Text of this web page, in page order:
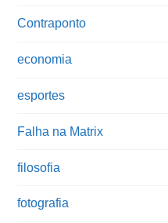
Contraponto
economia
esportes
Falha na Matrix
filosofia
fotografia